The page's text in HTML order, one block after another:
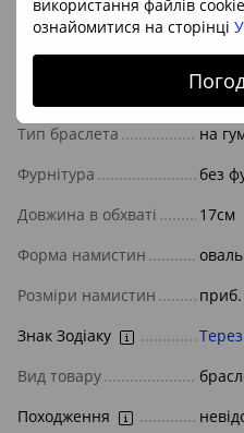
використання файлів
ознайомитися на сторінці
Характеристики
Тип браслета
на
Фурнітура
без
Довжина в обхваті
17см
Форма намистин
Розміри намистин
Знак Зодіаку
Вид товару
Походження